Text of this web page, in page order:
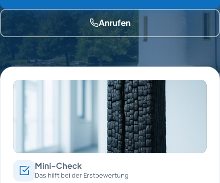
Anrufen
Mini-Check
Das hilft bei der Erstbewertung